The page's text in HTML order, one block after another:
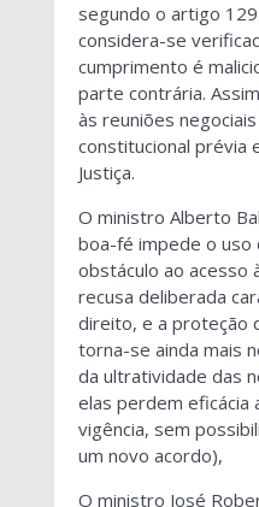
segundo o artigo
considera-se
cumprimento é
parte contrária.
às reuniões
constitucional prévia
Justiça.
O ministro Alberto
boa-fé impede o uso
obstáculo ao acesso
recusa deliberada
direito, e a proteção
torna-se ainda mais
da ultratividade das
elas perdem eficácia
vigência, sem
um novo acordo),
O ministro José